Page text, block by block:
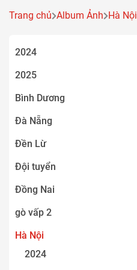
Trang chủ Album Ảnh Hà Nội
2024
2025
Bình Dương
Đà Nẵng
Đền Lừ
Đội tuyển
Đồng Nai
gò vấp 2
Hà Nội
2024